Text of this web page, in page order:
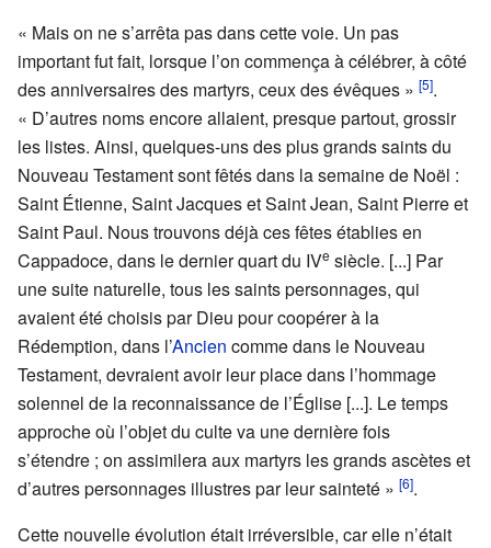
« Mais on ne s’arrêta pas dans cette voie. Un pas
important fut fait, lorsque l’on commença à célébrer, à côté
des anniversaires des martyrs, ceux des évêques » [5].
« D’autres noms encore allaient, presque partout, grossir
les listes. Ainsi, quelques-uns des plus grands saints du
Nouveau Testament sont fêtés dans la semaine de Noël :
Saint Étienne, Saint Jacques et Saint Jean, Saint Pierre et
Saint Paul. Nous trouvons déjà ces fêtes établies en
Cappadoce, dans le dernier quart du IVe siècle. [...] Par
une suite naturelle, tous les saints personnages, qui
avaient été choisis par Dieu pour coopérer à la
Rédemption, dans l’Ancien comme dans le Nouveau
Testament, devraient avoir leur place dans l’hommage
solennel de la reconnaissance de l’Église [...]. Le temps
approche où l’objet du culte va une dernière fois
s’étendre ; on assimilera aux martyrs les grands ascètes et
d’autres personnages illustres par leur sainteté » [6].
Cette nouvelle évolution était irréversible, car elle n’était